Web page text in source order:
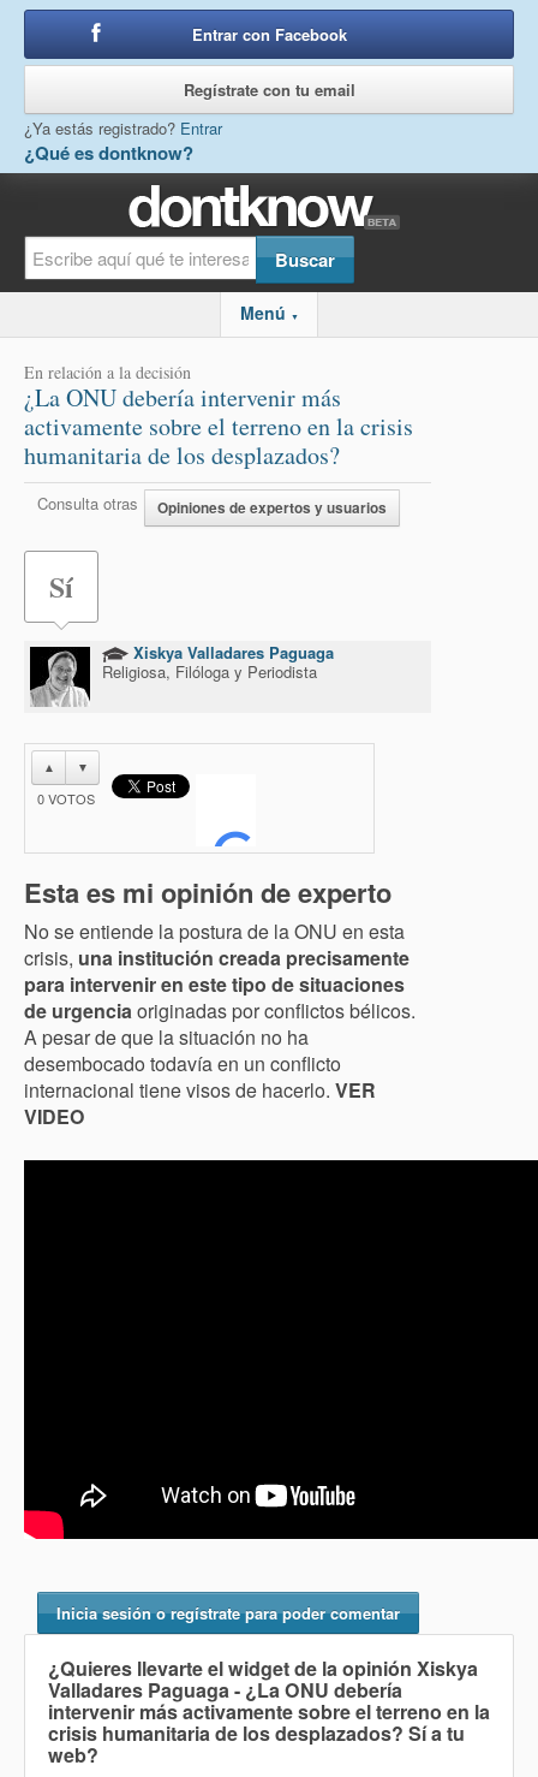
¿Qué es dontknow?
Entrar con Facebook
Regístrate con tu email
¿Ya estás registrado? Entrar
Menú ▼
En relación a la decisión
¿La ONU debería intervenir más
activamente sobre el terreno en la crisis
humanitaria de los desplazados?
Consulta otras Opiniones de expertos y usuarios
Sí
Xiskya Valladares Paguaga
Religiosa, Filóloga y Periodista
▲ ▼
0VOTOS
Esta es mi opinión de experto
No se entiende la postura de la ONU en esta
crisis, una institución creada precisamente
para intervenir en este tipo de situaciones
de urgenciaoriginadas por conflictos bélicos.
A pesar de que la situación no ha
desembocado todavía en un conflicto
internacional tiene visos de hacerlo. VER
VIDEO
Inicia sesión o regístrate para poder comentar
¿Quieres llevarte el widget de la opinión Xiskya
Valladares Paguaga - ¿La ONU debería
intervenir más activamente sobre el terreno en la
crisis humanitaria de los desplazados? Sía tu
web?